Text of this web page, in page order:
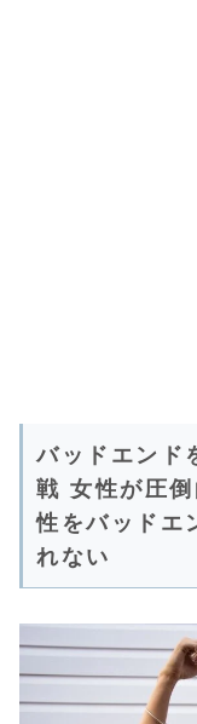
バッドエン
戦 女性が圧
性をバッドエ
れない